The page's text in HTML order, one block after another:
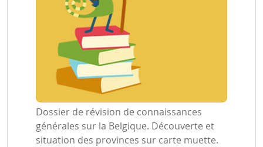
Dossier de révision de connaissances
générales sur la Belgique. Découverte et
situation des provinces sur carte muette.